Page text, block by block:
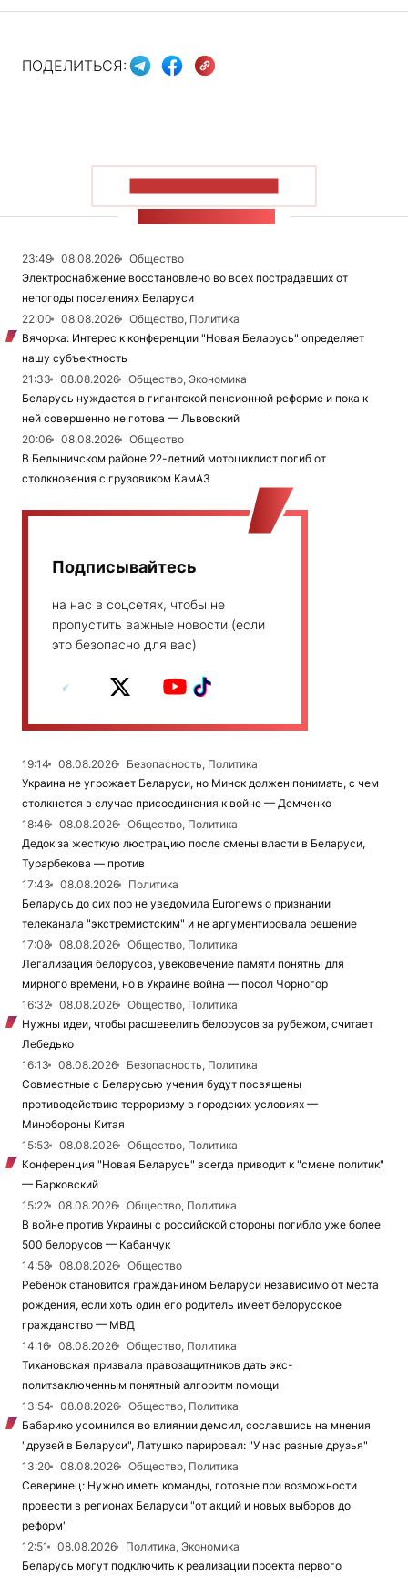
ПОДЕЛИТЬСЯ:
23:49 08.08.2026
Общество
Электроснабжение восстановлено во всех пострадавших от
непогоды поселениях Беларуси
22:00
08.08.2026
Общество, Политика
Вячорка: Интерес к конференции "Новая Беларусь" определяет
нашу субъектность
21:33
08.08.2026
Общество, Экономика
Беларусь нуждается в гигантской пенсионной реформе и пока к
ней совершенно не готова — Львовский
20:06
08.08.2026
Общество
В Белыничском районе 22-летний мотоциклист погиб от
столкновения с грузовиком КамАЗ
Подписывайтесь
на нас в соцсетях, чтобы не
пропустить важные новости (если
это безопасно для вас)
19:14 08.08.2026
Безопасность, Политика
Украина не угрожает Беларуси, но Минск должен понимать, с чем
столкнется в случае присоединения к войне — Демченко
18:46
08.08.2026
Общество, Политика
Дедок за жесткую люстрацию после смены власти в Беларуси,
Турарбекова — против
17:43
08.08.2026
Политика
Беларусь до сих пор не уведомила Euronews о признании
телеканала "экстремистским" и не аргументировала решение
17:08
08.08.2026
Общество, Политика
Легализация белорусов, увековечение памяти понятны для
мирного времени, но в Украине война — посол Чорногор
16:32
08.08.2026
Общество, Политика
Нужны идеи, чтобы расшевелить белорусов за рубежом, считает
Лебедько
16:13
08.08.2026
Безопасность, Политика
Совместные с Беларусью учения будут посвящены
противодействию терроризму в городских условиях —
Минобороны Китая
15:53
08.08.2026
Общество, Политика
Конференция "Новая Беларусь" всегда приводит к "смене политик"
— Барковский
15:22
08.08.2026
Общество, Политика
В войне против Украины с российской стороны погибло уже более
500 белорусов — Кабанчук
14:58
08.08.2026
Общество
Ребенок становится гражданином Беларуси независимо от места
рождения, если хоть один его родитель имеет белорусское
гражданство — МВД
14:16
08.08.2026
Общество, Политика
Тихановская призвала правозащитников дать экс-
политзаключенным понятный алгоритм помощи
13:54
08.08.2026
Общество, Политика
Бабарико усомнился во влиянии демсил, сославшись на мнения
"друзей в Беларуси", Латушко парировал: "У нас разные друзья"
13:20
08.08.2026
Общество, Политика
Северинец: Нужно иметь команды, готовые при возможности
провести в регионах Беларуси "от акций и новых выборов до
реформ"
12:51
08.08.2026
Политика, Экономика
Беларусь могут подключить к реализации проекта первого